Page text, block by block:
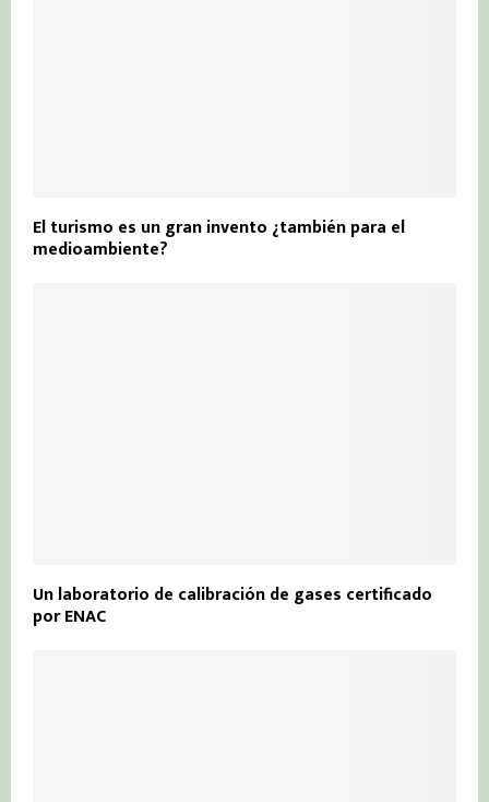
El turismo es un gran invento ¿también para el
medioambiente?
Un laboratorio de calibración de gases certificado
por ENAC